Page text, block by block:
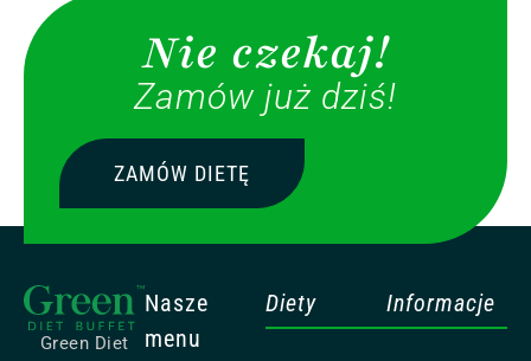
Nie czekaj!
Zamów już dziś!
ZAMÓW DIETĘ
Green Diet
Nasze
menu
Diety Informacje